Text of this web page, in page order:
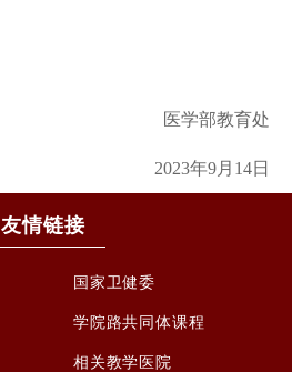
医学部教育处
2023年9月 14日
友情链接
国家卫健委
学院路共同体课程
相关教学医院